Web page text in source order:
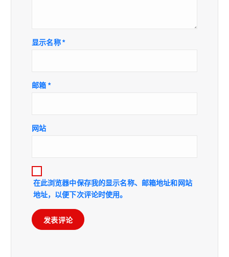
显示名称*
邮箱 *
网站
在此浏览器中保存我的显示名称、邮箱地址和网站
地址，以便下次评论时使用。